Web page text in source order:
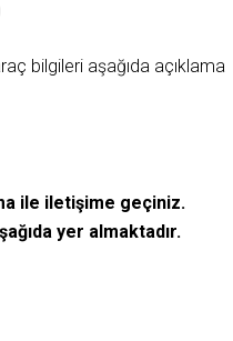
bilgileri aşağıda açıklama
ile iletişime geçiniz.
yer almaktadır.